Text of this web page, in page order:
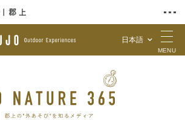
日本語
MENU